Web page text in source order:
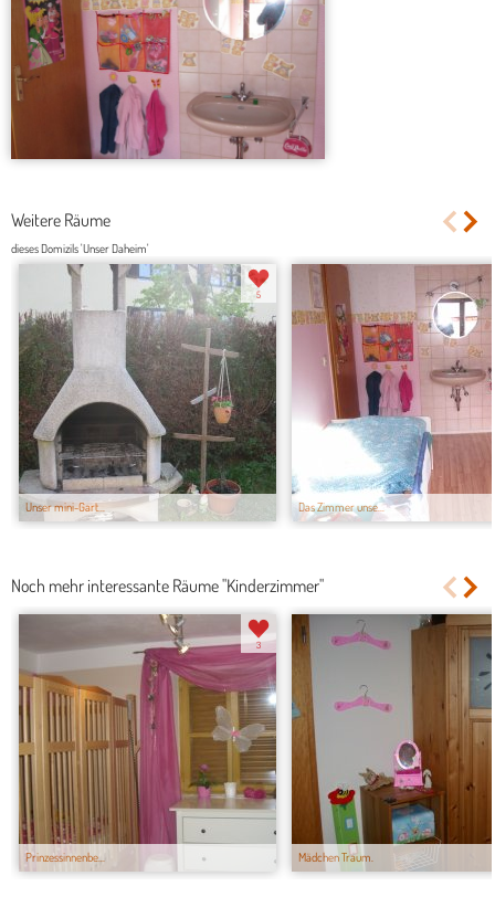
Weitere Räume
dieses Domizils 'Unser Daheim'
Unser mini-Gart...
5
Das Zimmer unse...
Noch mehr interessante Räume "Kinderzimmer"
Prinzessinnenbe...
3
Mädchen Traum.